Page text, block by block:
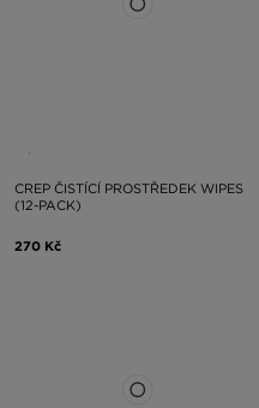
CREP ČISTÍCÍ PROSTŘEDEK WIPES
(12-PACK)
270 Kč